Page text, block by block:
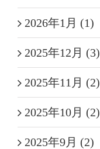
2026年1月 (1)
2025年12月 (3)
2025年11月 (2)
2025年10月 (2)
2025年9月 (2)